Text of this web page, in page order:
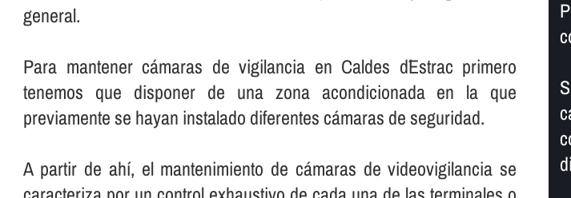
general.
Para mantener cámaras de vigilancia en Caldes d´Estrac primero
tenemos que disponer de una zona acondicionada en la que
previamente se hayan instalado diferentes cámaras de seguridad.
A partir de ahí­, el mantenimiento de cámaras de videovigilancia se